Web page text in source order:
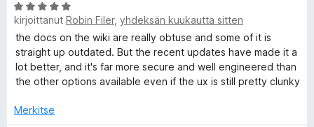
5
/
5
o
i
t
u
1
/
A
r
v
o
u
kirjoittanut Robin Filer, yhdeksän kuukautta sitten
the docs on the wiki are really obtuse and some of it is
straight up outdated. But the recent updates have made it a
lot better, and it's far more secure and well engineered than
the other options available even if the ux is still pretty clunky
Merkitse